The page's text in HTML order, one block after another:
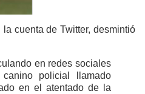
cuenta de Twitter, desmintió
en redes sociales
policial llamado
en el atentado de la